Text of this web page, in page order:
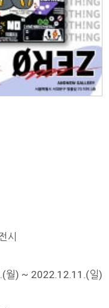
시
월) ~ 2022.12.11.(일)